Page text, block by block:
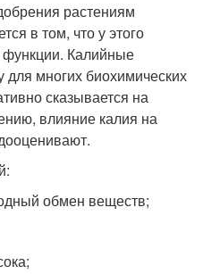
растениям
в том, что у этого
функции. Калийные
для многих биохимических
сказывается на
влияние калия на
обмен веществ;